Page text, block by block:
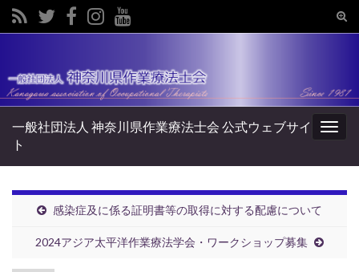
一般社団法人 神奈川県作業療法士会 公式ウェブサイ
ト
感染症及に係る証明書等の取得に対する配慮について
2024アジア太平洋作業療法学会・ワークショップ募集